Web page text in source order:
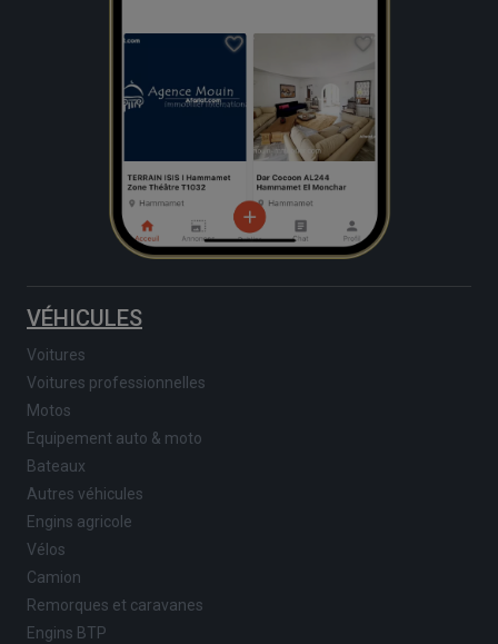
VÉHICULES
Voitures
Voitures professionnelles
Motos
Equipement auto & moto
Bateaux
Autres véhicules
Engins agricole
Vélos
Camion
Remorques et caravanes
Engins BTP